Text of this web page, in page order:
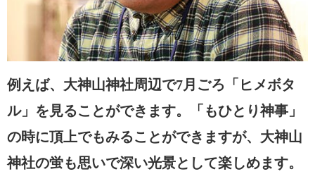
例えば、大神山神社周辺で7月ごろ「ヒメボタ
ル」を見ることができます。「もひとり神事」
の時に頂上でもみることができますが、大神山
神社の蛍も思いで深い光景として楽しめます。